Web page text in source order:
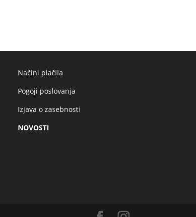
Načini plačila
Pogoji poslovanja
Izjava o zasebnosti
NOVOSTI